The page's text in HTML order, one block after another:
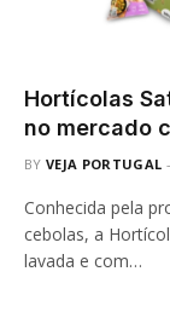
Hortícolas
no mercado
BY VEJA PORTUGAL
Conhecida pela
cebolas, a
lavada e com…